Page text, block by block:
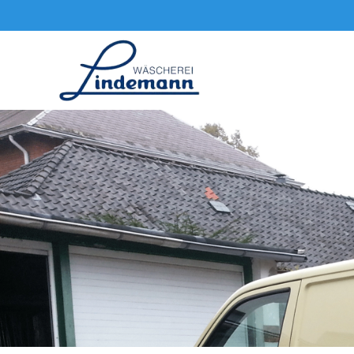
Zum Hauptinhalt springen